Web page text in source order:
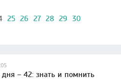
25 26 27 28 29 30
дня – 42: знать и помнить